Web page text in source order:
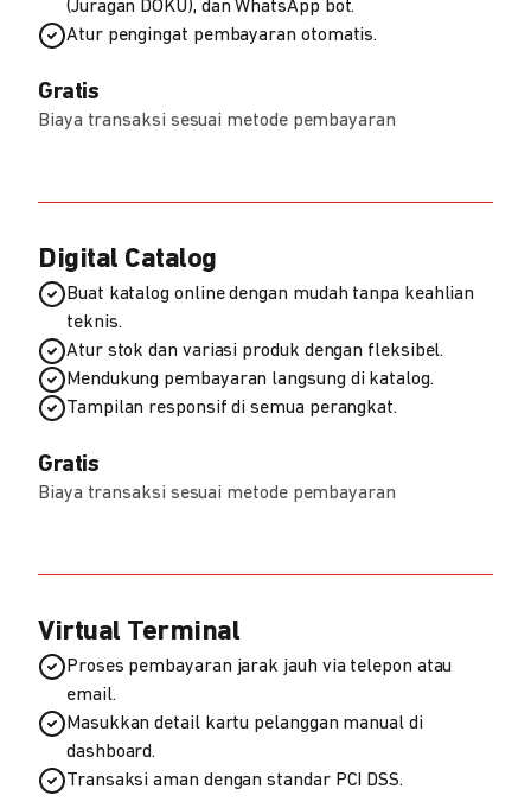
(Juragan DOKU), dan WhatsApp bot.
Atur pengingat pembayaran otomatis.
Gratis
Biaya transaksi sesuai metode pembayaran
Digital Catalog
Buat katalog online dengan mudah tanpa keahlian
teknis.
Atur stok dan variasi produk dengan fleksibel.
Mendukung pembayaran langsung di katalog.
Tampilan responsif di semua perangkat.
Gratis
Biaya transaksi sesuai metode pembayaran
Virtual Terminal
Proses pembayaran jarak jauh via telepon atau
email.
Masukkan detail kartu pelanggan manual di
dashboard.
Transaksi aman dengan standar PCI DSS.